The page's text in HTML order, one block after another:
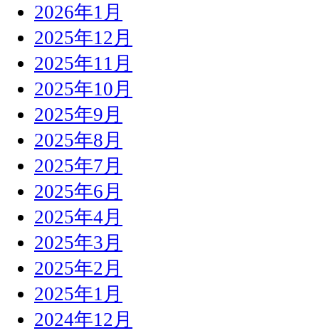
2026年1月
2025年12月
2025年11月
2025年10月
2025年9月
2025年8月
2025年7月
2025年6月
2025年4月
2025年3月
2025年2月
2025年1月
2024年12月